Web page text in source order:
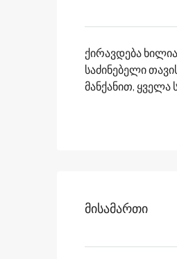
ქირავდება
საძინებელი
მანქანით, ყველა
Მისამართი